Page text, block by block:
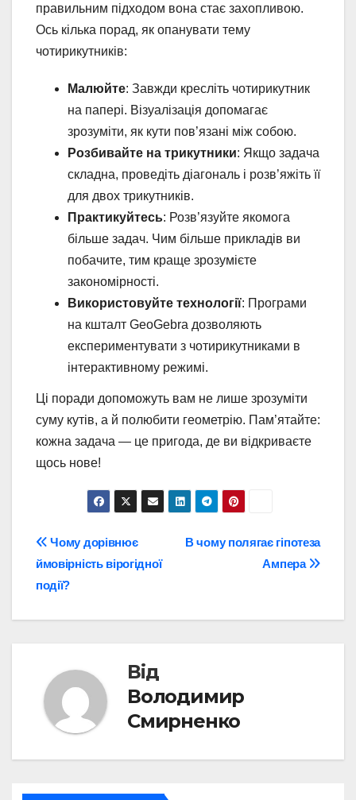
правильним підходом вона стає захопливою.
Ось кілька порад, як опанувати тему
чотирикутників:
Малюйте: Завжди кресліть чотирикутник
на папері. Візуалізація допомагає
зрозуміти, як кути пов’язані між собою.
Розбивайте на трикутники: Якщо задача
складна, проведіть діагональ і розв’яжіть її
для двох трикутників.
Практикуйтесь: Розв’язуйте якомога
більше задач. Чим більше прикладів ви
побачите, тим краще зрозумієте
закономірності.
Використовуйте технології: Програми
на кшталт GeoGebra дозволяють
експериментувати з чотирикутниками в
інтерактивному режимі.
Ці поради допоможуть вам не лише зрозуміти
суму кутів, а й полюбити геометрію. Пам’ятайте:
кожна задача — це пригода, де ви відкриваєте
щось нове!
Навігація
записів
В чому полягає гіпотеза
Ампера
Чому дорівнює
ймовірність вірогідної
події?
Від
Володимир
Смирненко